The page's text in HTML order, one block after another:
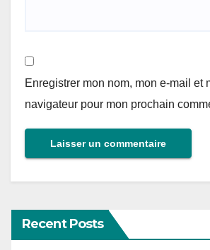
Enregistrer mon nom, mon e-mail et
navigateur pour mon prochain
Recent Posts